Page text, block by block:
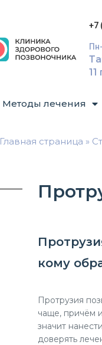
+7
Методы лечения
Главная страница »
кому
Протрузия
чаще, причём
значит
доверять